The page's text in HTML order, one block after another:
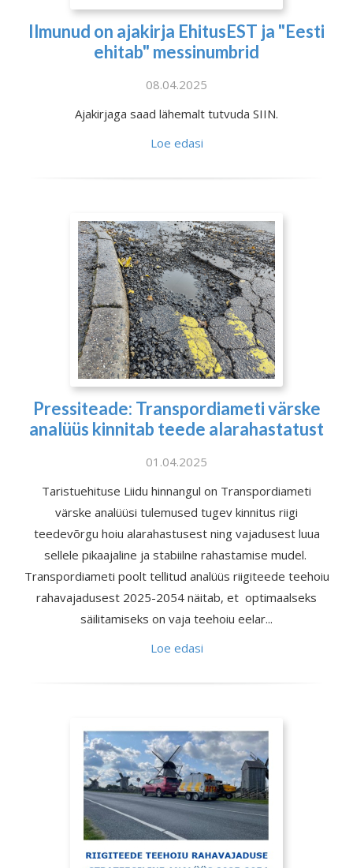
Ilmunud on ajakirja EhitusEST ja "Eesti
ehitab" messinumbrid
08.04.2025
Ajakirjaga saad lähemalt tutvuda SIIN.
Loe edasi
Pressiteade: Transpordiameti värske
analüüs kinnitab teede alarahastatust
01.04.2025
Taristuehituse Liidu hinnangul on Transpordiameti
värske analüüsi tulemused tugev kinnitus riigi
teedevõrgu hoiu alarahastusest ning vajadusest luua
sellele pikaajaline ja stabiilne rahastamise mudel.
Transpordiameti poolt tellitud analüüs riigiteede teehoiu
rahavajadusest 2025-2054 näitab, et optimaalseks
säilitamiseks on vaja teehoiu eelar...
Loe edasi